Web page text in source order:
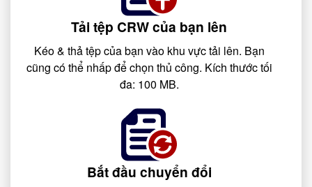
Tải tệp CRW của bạn lên
Kéo & thả tệp của bạn vào khu vực tải lên. Bạn
cũng có thể nhấp để chọn thủ công. Kích thước tối
đa: 100 MB.
Bắt đầu chuyển đổi